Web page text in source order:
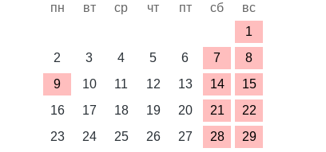
пн вт ср чт пт сб
вс
1
2
3 4 5 6 7
8
9
10 11 12 13 14
15
16
17 18 19 20 21
22
23
24 25 26 27 28
29